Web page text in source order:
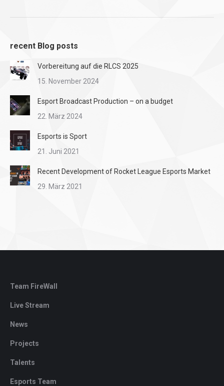
recent Blog posts
Vorbereitung auf die RLCS 2025
15. November 2024
Esport Broadcast Production – on a budget
22. März 2024
Esports is Sport
21. Juni 2021
Recent Development of Rocket League Esports Market
29. März 2021
Team FireWall
Live Stream
News
Projects
Talents
Esports Team